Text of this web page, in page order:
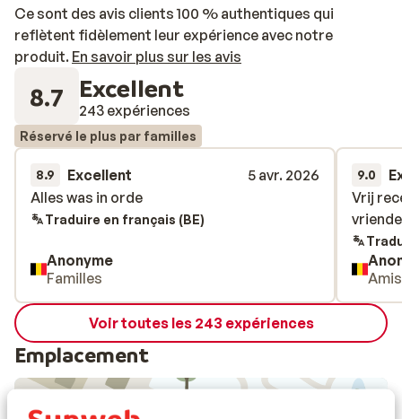
Ce sont des avis clients 100 % authentiques qui
reflètent fidèlement leur expérience avec notre
produit. En savoir plus sur les avis
8.7 Excellent
243 expériences
Réservé le plus par familles
8.9 Excellent
5 avr. 2026
Alles was in orde
Alles was in orde
Traduire en français (BE)
Anonyme
Familles
9.0
Vrij
Vrij
Amis
Voir toutes les 243 expériences
Emplacement